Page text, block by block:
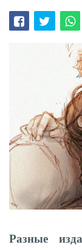
Разные